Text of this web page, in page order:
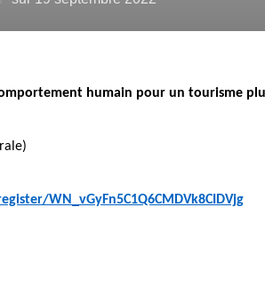
humain pour un tourisme
WN_vGyFn5C1Q6CMDVk8CIDVjg